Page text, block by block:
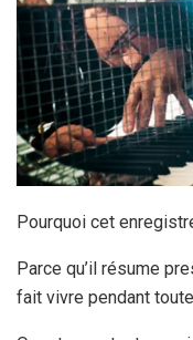
Pourquoi cet
Parce qu’il résume
fait vivre pendant